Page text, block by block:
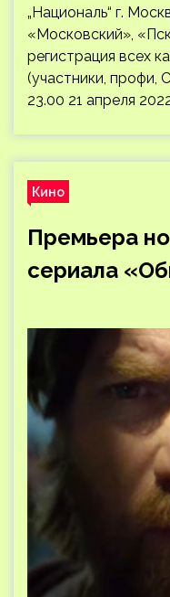
„Националь“ г.
«Московский»,
регистрация всех
(участники, профи,
23.00 21 апреля
Кино
Премьера
сериала